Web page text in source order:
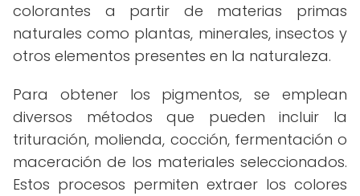
colorantes a partir de materias primas
naturales como plantas, minerales, insectos y
otros elementos presentes en la naturaleza.
Para obtener los pigmentos, se emplean
diversos métodos que pueden incluir la
trituración, molienda, cocción, fermentación o
maceración de los materiales seleccionados.
Estos procesos permiten extraer los colores